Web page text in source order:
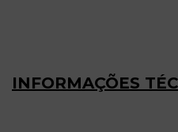
INFORMAÇÕES